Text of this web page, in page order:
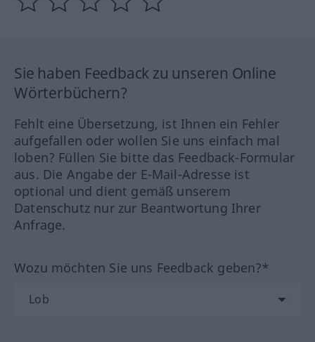
Sie haben Feedback zu unseren Online
Wörterbüchern?
Fehlt eine Übersetzung, ist Ihnen ein Fehler
aufgefallen oder wollen Sie uns einfach mal
loben? Füllen Sie bitte das Feedback-Formular
aus. Die Angabe der E-Mail-Adresse ist
optional und dient gemäß unserem
Datenschutz nur zur Beantwortung Ihrer
Anfrage.
Wozu möchten Sie uns Feedback geben?*